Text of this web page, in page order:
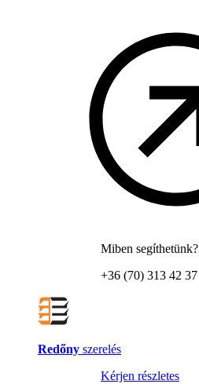
Miben segíthetünk?
+36 (70) 313 42 37
Redőny szerelés
Kérjen részletes